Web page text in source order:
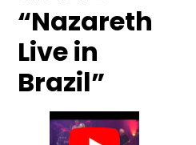
“Nazareth
Live in
Brazil”